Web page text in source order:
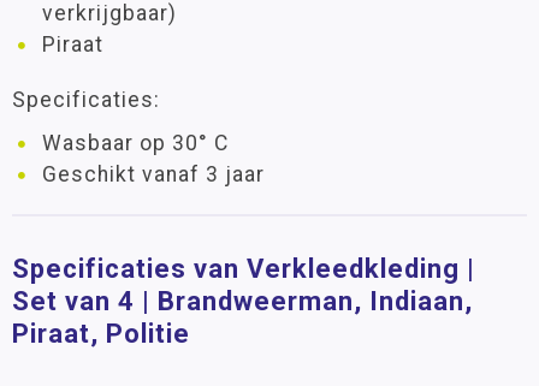
verkrijgbaar)
Piraat
Specificaties:
Wasbaar op 30° C
Geschikt vanaf 3 jaar
Specificaties van Verkleedkleding |
Set van 4 | Brandweerman, Indiaan,
Piraat, Politie